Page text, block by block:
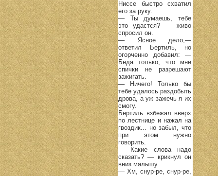
Ниссе быстро схватил
его за руку.
— Ты думаешь, тебе
это удастся? — живо
спросил он.
— Ясное дело,—
ответил Бертиль, но
огорченно добавил: —
Беда только, что мне
спички не разрешают
зажигать.
— Ничего! Только бы
тебе удалось раздобыть
дрова, а уж зажечь я их
смогу.
Бертиль взбежал вверх
по лестнице и нажал на
гвоздик... но забыл, что
при этом нужно
говорить.
— Какие слова надо
сказать? — крикнул он
вниз малышу.
— Хм, снур-ре, снур-ре,